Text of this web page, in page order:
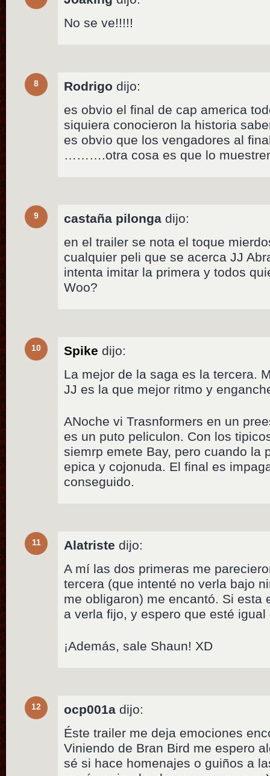
No se ve!!!!!
8 Rodrigo dijo:
es obvio el final de cap america
siquiera conocieron la historia
es obvio que los vengadores al
……….otra cosa es que lo
9 castaña pilonga dijo:
en el trailer se nota el toque
cualquier peli que se acerca JJ
intenta imitar la primera y todos
Woo?
10 Spike dijo:
La mejor de la saga es la tercera.
JJ es la que mejor ritmo y
ANoche vi Trasnformers en un
es un puto peliculon. Con los
siemrp emete Bay, pero cuando la
epica y cojonuda. El final es
conseguido.
11 Alatriste dijo:
A mí las dos primeras me
tercera (que intenté no verla bajo
me obligaron) me encantó. Si esta
a verla fijo, y espero que esté
¡Además, sale Shaun! XD
12 ocp001a dijo:
Éste trailer me deja emociones
Viniendo de Bran Bird me espero
sé si hace homenajes o guiños a